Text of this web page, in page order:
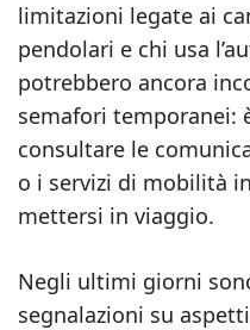
limitazioni legate ai
pendolari e chi usa
potrebbero ancora
semafori temporanei:
consultare le
o i servizi di mobilità
mettersi in viaggio.
Negli ultimi giorni
segnalazioni su